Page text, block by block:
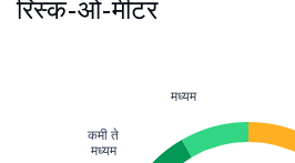
रिस्क-ओ-मीटर
कमी ते
मध्यम
मध्यम